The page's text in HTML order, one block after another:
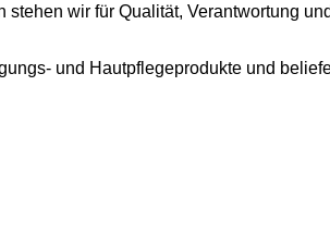
wir für Qualität, Verantwortung
und Hautpflegeprodukte und